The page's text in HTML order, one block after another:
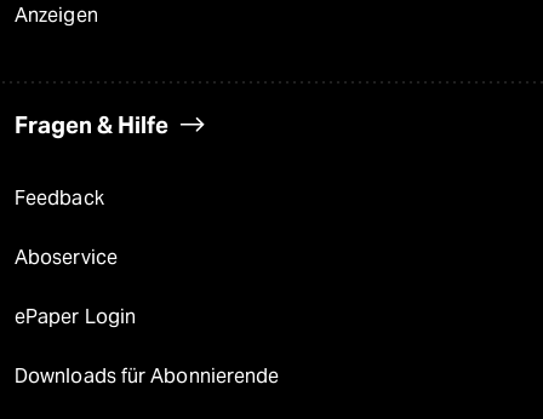
Anzeigen
Fragen & Hilfe
Feedback
Aboservice
ePaper Login
Downloads für Abonnierende